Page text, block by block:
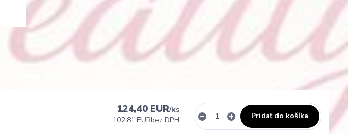
124,40 EUR/ks
102,81 EURbez DPH
Pridať do košíka